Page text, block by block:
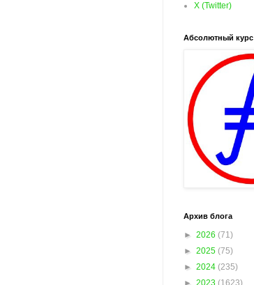
X (Twitter)
Абсолютный курс
Архив блога
► 2026 (71)
► 2025 (75)
► 2024 (235)
► 2023 (1623)